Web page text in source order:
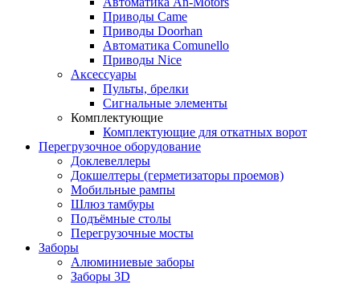
Приводы Came
Приводы Doorhan
Автоматика Comunello
Приводы Nice
Аксессуары
Пульты, брелки
Сигнальные элементы
Комплектующие
Комплектующие для откатных ворот
Перегрузочное оборудование
Доклевеллеры
Докшелтеры (герметизаторы проемов)
Мобильные рампы
Шлюз тамбуры
Подъёмные столы
Перегрузочные мосты
Заборы
Алюминиевые заборы
Заборы 3D